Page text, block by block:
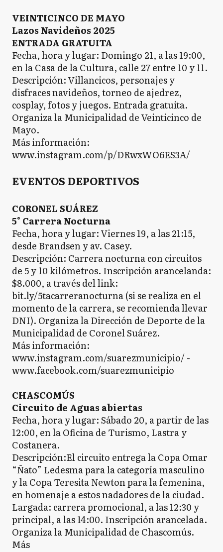
VEINTICINCO DE MAYO
Lazos Navideños 2025
ENTRADA GRATUITA
Fecha, hora y lugar: Domingo 21, a las 19:00,
en la Casa de la Cultura, calle 27 entre 10 y 11.
Descripción: Villancicos, personajes y
disfraces navideños, torneo de ajedrez,
cosplay, fotos y juegos. Entrada gratuita.
Organiza la Municipalidad de Veinticinco de
Mayo.
Más información:
www.instagram.com/p/DRwxWO6ES3A/
EVENTOS DEPORTIVOS
CORONEL SUÁREZ
5° Carrera Nocturna
Fecha, hora y lugar: Viernes 19, a las 21:15,
desde Brandsen y av. Casey.
Descripción: Carrera nocturna con circuitos
de 5 y 10 kilómetros. Inscripción arancelanda:
$8.000, a través del link:
bit.ly/5tacarreranocturna (si se realiza en el
momento de la carrera, se recomienda llevar
DNI). Organiza la Dirección de Deporte de la
Municipalidad de Coronel Suárez.
Más información:
www.instagram.com/suarezmunicipio/ -
www.facebook.com/suarezmunicipio
CHASCOMÚS
Circuito de Aguas abiertas
Fecha, hora y lugar: Sábado 20, a partir de las
12:00, en la Oficina de Turismo, Lastra y
Costanera.
Descripción:El circuito entrega la Copa Omar
“Ñato” Ledesma para la categoría masculino
y la Copa Teresita Newton para la femenina,
en homenaje a estos nadadores de la ciudad.
Largada: carrera promocional, a las 12:30 y
principal, a las 14:00. Inscripción arancelada.
Organiza la Municipalidad de Chascomús.
Más